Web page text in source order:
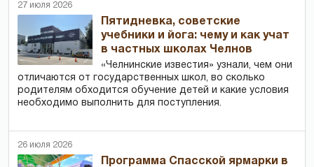
27 июля 2026
Пятидневка, советские
учебники и йога: чему и как учат
в частных школах Челнов
«Челнинские известия» узнали, чем они
отличаются от государственных школ, во сколько
родителям обходится обучение детей и какие условия
необходимо выполнить для поступления.
26 июля 2026
Программа Спасской ярмарки в